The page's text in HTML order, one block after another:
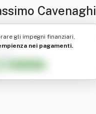
Cavenaghi
gli impegni finanziari,
nei pagamenti.